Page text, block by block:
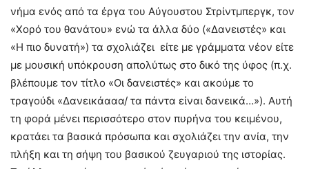
νήμα ενός από τα έργα του Αύγουστου Στρίντμπεργκ, τον
«Χορό του θανάτου» ενώ τα άλλα δύο («Δανειστές» και
«Η πιο δυνατή») τα σχολιάζει είτε με γράμματα νέον είτε
με μουσική υπόκρουση απολύτως στο δικό της ύφος (π.χ.
βλέπουμε τον τίτλο «Οι δανειστές» και ακούμε το
τραγούδι «Δανεικάααα/ τα πάντα είναι δανεικά…»). Αυτή
τη φορά μένει περισσότερο στον πυρήνα του κειμένου,
κρατάει τα βασικά πρόσωπα και σχολιάζει την ανία, την
πλήξη και τη σήψη του βασικού ζευγαριού της ιστορίας.